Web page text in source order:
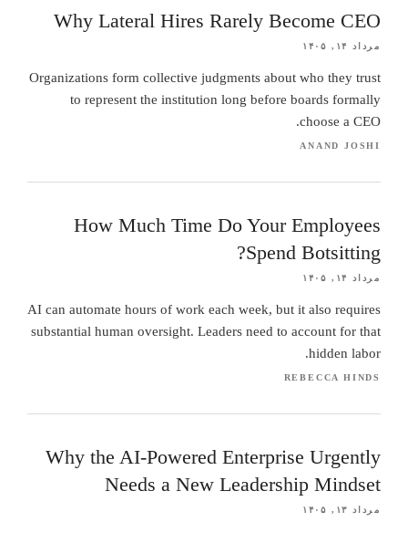
Why Lateral Hires Rarely Become CEO
مرداد ۱۴, ۱۴۰۵
Organizations form collective judgments about who they trust
to represent the institution long before boards formally
choose a CEO.
ANAND JOSHI
How Much Time Do Your Employees
Spend Botsitting?
مرداد ۱۴, ۱۴۰۵
AI can automate hours of work each week, but it also requires
substantial human oversight. Leaders need to account for that
hidden labor.
REBECCA HINDS
Why the AI-Powered Enterprise Urgently
Needs a New Leadership Mindset
مرداد ۱۳, ۱۴۰۵